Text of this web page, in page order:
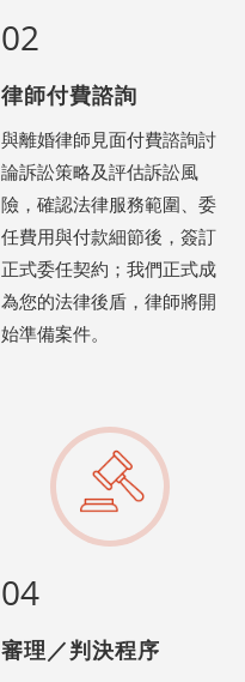
02
律師付費諮詢
與離婚律師見面付費諮詢討
論訴訟策略及評估訴訟風
險，確認法律服務範圍、委
任費用與付款細節後，簽訂
正式委任契約；我們正式成
為您的法律後盾，律師將開
始準備案件。
04
審理／判決程序